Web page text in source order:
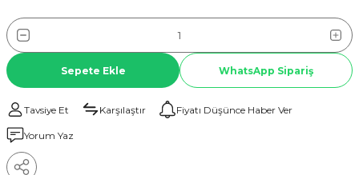
Sepete Ekle WhatsApp Sipariş
Tavsiye Et Karşılaştır Fiyatı Düşünce Haber Ver
Yorum Yaz